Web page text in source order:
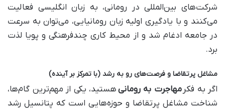
شرکت‌های بین‌المللی در رومانی، به زبان انگلیسی فعالیت
می‌کنند و با یادگیری اولیه زبان رومانیایی، می‌توان به سرعت
در جامعه ادغام شد و از محیط کاری چندفرهنگی و پویا لذت
برد.
مشاغل پرتقاضا و فرصت‌های رو به رشد (با تمرکز بر آینده)
اگر به فکر مهاجرت به رومانیهستید، یکی از مهم‌ترین گام‌ها،
شناخت مشاغل پرتقاضا و حوزه‌هایی است که پتانسیل رشد